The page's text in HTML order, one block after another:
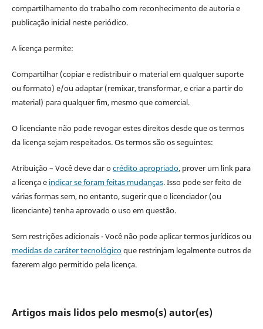
compartilhamento do trabalho com reconhecimento de autoria e
publicação inicial neste periódico.
A licença permite:
Compartilhar (copiar e redistribuir o material em qualquer suporte
ou formato) e/ou adaptar (remixar, transformar, e criar a partir do
material) para qualquer fim, mesmo que comercial.
O licenciante não pode revogar estes direitos desde que os termos
da licença sejam respeitados. Os termos são os seguintes:
Atribuição – Você deve dar ocrédito apropriado, prover um link para
a licença e indicar se foram feitas mudanças. Isso pode ser feito de
várias formas sem, no entanto, sugerir que o licenciador (ou
licenciante) tenha aprovado o uso em questão.
Sem restrições adicionais - Você não pode aplicar termos jurídicos ou
medidas de caráter tecnológicoque restrinjam legalmente outros de
fazerem algo permitido pela licença.
Artigos mais lidos pelo mesmo(s) autor(es)